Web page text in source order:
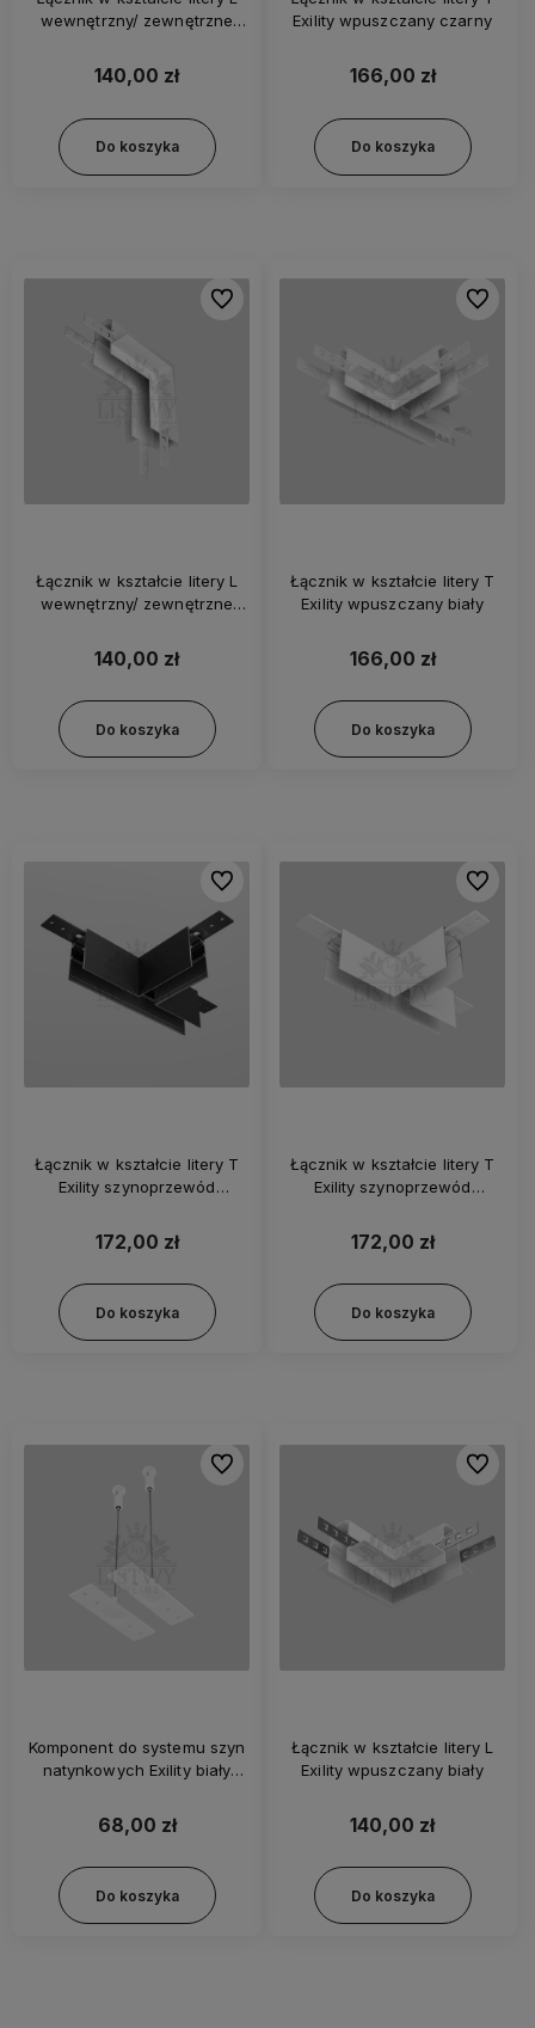
wewnętrzny/ zewnętrzne
140,00 zł
Do koszyka
Exility wpuszczany czarny
166,00 zł
Do koszyka
Łącznik w kształcie litery L
wewnętrzny/ zewnętrzne
140,00 zł
Do koszyka
Do ulubionych
Łącznik w kształcie litery T
Exility wpuszczany biały
166,00 zł
Do koszyka
Do
Łącznik w kształcie litery T
Exility szynoprzewód
172,00 zł
Do koszyka
Do ulubionych
Łącznik w kształcie litery T
Exility szynoprzewód
172,00 zł
Do koszyka
Do
Komponent do systemu szyn
natynkowych Exility biały
68,00 zł
Do koszyka
Do ulubionych
Łącznik w kształcie litery L
Exility wpuszczany biały
140,00 zł
Do koszyka
Do